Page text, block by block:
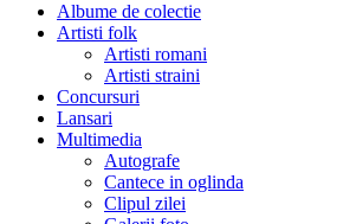
Albume de colectie
Artisti folk
Artisti romani
Artisti straini
Concursuri
Lansari
Multimedia
Autografe
Cantece in oglinda
Clipul zilei